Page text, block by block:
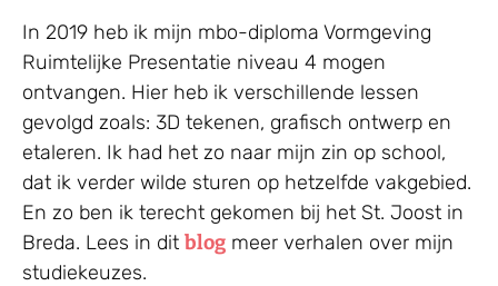
In 2019 heb ik mijn mbo-diploma Vormgeving
Ruimtelijke Presentatie niveau 4 mogen
ontvangen. Hier heb ik verschillende lessen
gevolgd zoals: 3D tekenen, grafisch ontwerp en
etaleren. Ik had het zo naar mijn zin op school,
dat ik verder wilde sturen op hetzelfde vakgebied.
En zo ben ik terecht gekomen bij het St. Joost in
Breda. Lees in dit blog meer verhalen over mijn
studiekeuzes.